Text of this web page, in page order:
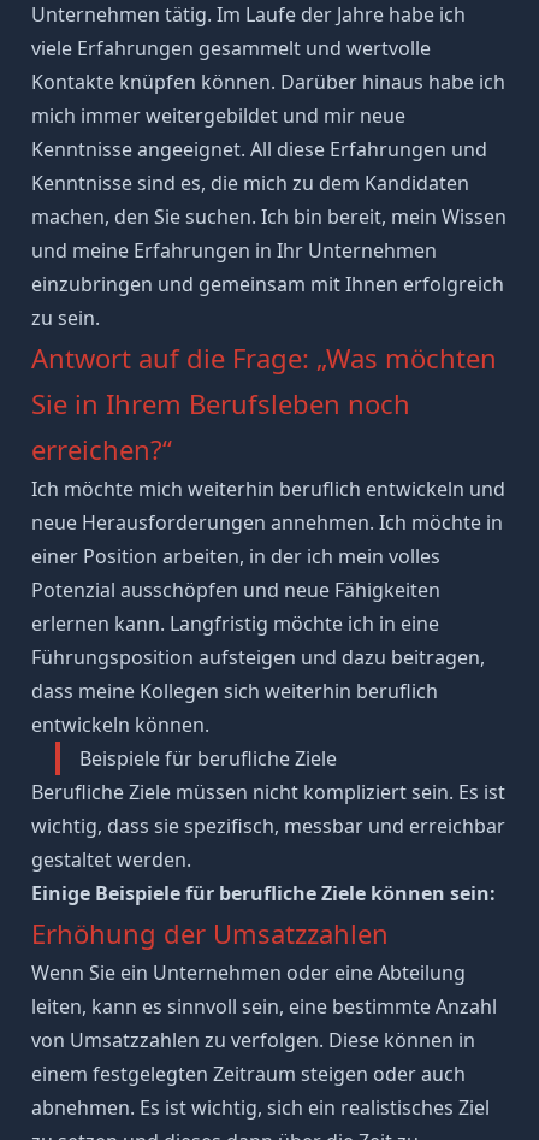
Unternehmen tätig. Im Laufe der Jahre habe ich
viele Erfahrungen gesammelt und wertvolle
Kontakte knüpfen können. Darüber hinaus habe ich
mich immer weitergebildet und mir neue
Kenntnisse angeeignet. All diese Erfahrungen und
Kenntnisse sind es, die mich zu dem Kandidaten
machen, den Sie suchen. Ich bin bereit, mein Wissen
und meine Erfahrungen in Ihr Unternehmen
einzubringen und gemeinsam mit Ihnen erfolgreich
zu sein.
Antwort auf die Frage: „Was möchten
Sie in Ihrem Berufsleben noch
erreichen?“
Ich möchte mich weiterhin beruflich entwickeln und
neue Herausforderungen annehmen. Ich möchte in
einer Position arbeiten, in der ich mein volles
Potenzial ausschöpfen und neue Fähigkeiten
erlernen kann. Langfristig möchte ich in eine
Führungsposition aufsteigen und dazu beitragen,
dass meine Kollegen sich weiterhin beruflich
entwickeln können.
Beispiele für berufliche Ziele
Berufliche Ziele müssen nicht kompliziert sein. Es ist
wichtig, dass sie spezifisch, messbar und erreichbar
gestaltet werden.
Einige Beispiele für berufliche Ziele können sein:
Erhöhung der Umsatzzahlen
Wenn Sie ein Unternehmen oder eine Abteilung
leiten, kann es sinnvoll sein, eine bestimmte Anzahl
von Umsatzzahlen zu verfolgen. Diese können in
einem festgelegten Zeitraum steigen oder auch
abnehmen. Es ist wichtig, sich ein realistisches Ziel